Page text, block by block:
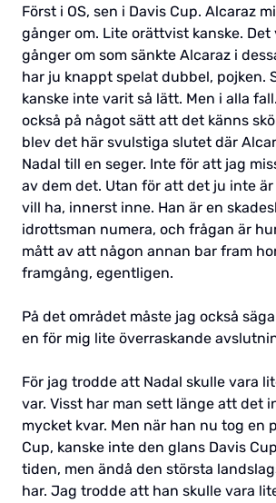
Först i OS, sen i Davis Cup. Alcaraz
gånger om. Lite orättvist kanske.
gånger om som sänkte Alcaraz i
har ju knappt spelat dubbel, pojken.
kanske inte varit så lätt. Men i alla
också på något sätt att det känns
blev det här svulstiga slutet där
Nadal till en seger. Inte för att jag
av dem det. Utan för att det ju inte
vill ha, innerst inne. Han är en
idrottsman numera, och frågan är
mått av att någon annan bar fram
framgång, egentligen.
På det området måste jag också
en för mig lite överraskande
För jag trodde att Nadal skulle vara
var. Visst har man sett länge att det
mycket kvar. Men när han nu tog en
Cup, kanske inte den glans Davis
tiden, men ändå den största
har. Jag trodde att han skulle vara